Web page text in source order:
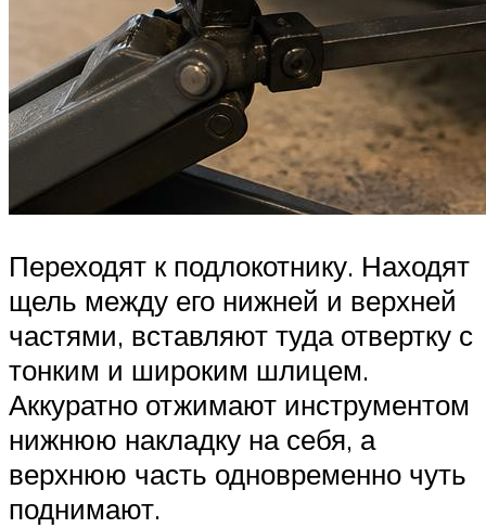
Переходят к подлокотнику. Находят
щель между его нижней и верхней
частями, вставляют туда отвертку с
тонким и широким шлицем.
Аккуратно отжимают инструментом
нижнюю накладку на себя, а
верхнюю часть одновременно чуть
поднимают.